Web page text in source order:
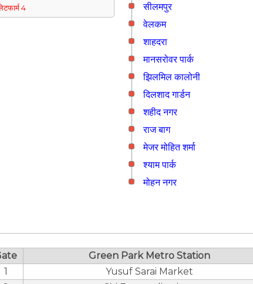
4
सीलमपुर
वेलकम
शाहदरा
मानसरोवर पार्क
झिलमिल कालोनी
दिलशाद गार्डन
शहीद नगर
राज बाग
मे‌‌जर मोहित शर्मा
श्याम पार्क
मोहन नगर
Green Park Metro Station
1
Yusuf Sarai Market